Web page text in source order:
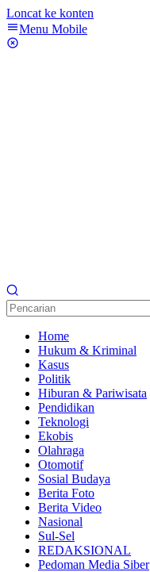
Loncat ke konten
Menu Mobile
Home
Hukum & Kriminal
Kasus
Politik
Hiburan & Pariwisata
Pendidikan
Teknologi
Ekobis
Olahraga
Otomotif
Sosial Budaya
Berita Foto
Berita Video
Nasional
Sul-Sel
REDAKSIONAL
Pedoman Media Siber